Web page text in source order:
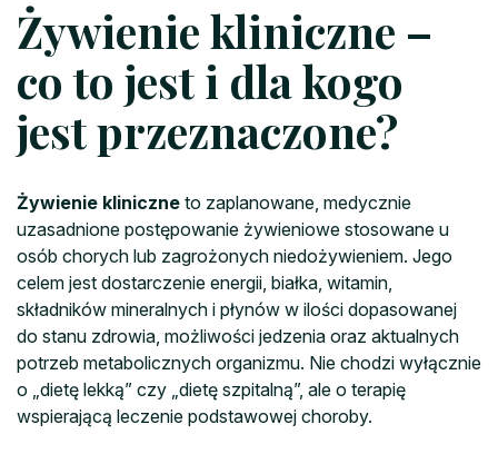
Żywienie kliniczne –
co to jest i dla kogo
jest przeznaczone?
Żywienie kliniczne to zaplanowane, medycznie
uzasadnione postępowanie żywieniowe stosowane u
osób chorych lub zagrożonych niedożywieniem. Jego
celem jest dostarczenie energii, białka, witamin,
składników mineralnych i płynów w ilości dopasowanej
do stanu zdrowia, możliwości jedzenia oraz aktualnych
potrzeb metabolicznych organizmu. Nie chodzi wyłącznie
o „dietę lekką” czy „dietę szpitalną”, ale o terapię
wspierającą leczenie podstawowej choroby.